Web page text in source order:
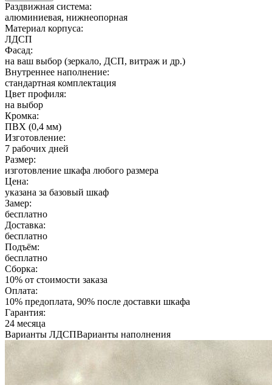
Раздвижная система:
алюминиевая, нижнеопорная
Материал корпуса:
ЛДСП
Фасад:
на ваш выбор (зеркало, ДСП, витраж и др.)
Внутреннее наполнение:
стандартная комплектация
Цвет профиля:
на выбор
Кромка:
ПВХ (0,4 мм)
Изготовление:
7 рабочих дней
Размер:
изготовление шкафа любого размера
Цена:
указана за базовый шкаф
Замер:
бесплатно
Доставка:
бесплатно
Подъём:
бесплатно
Сборка:
10% от стоимости заказа
Оплата:
10% предоплата, 90% после доставки шкафа
Гарантия:
24 месяца
Варианты ЛДСПВарианты наполнения